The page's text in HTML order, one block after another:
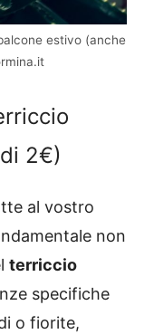
estivo (anche
2€)
al vostro
non
terriccio
specifiche
o fiorite,